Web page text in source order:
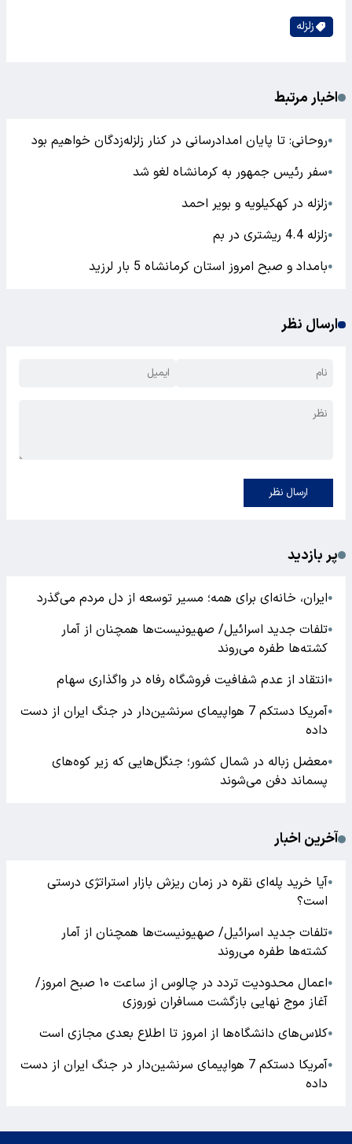
زلزله
اخبار مرتبط
●روحانی: تا پایان امدادرسانی‌ در کنار زلزله‌زدگان خواهیم بود
●سفر رئیس جمهور به کرمانشاه لغو شد
●زلزله در کهکیلویه و بویر احمد
●زلزله 4.4 ریشتری در بم
●بامداد و صبح امروز استان کرمانشاه 5 بار لرزید
ارسال نظر
ارسال نظر
پر بازدید
●ایران، خانه‌ای برای همه؛ مسیر توسعه از دل مردم می‌گذرد
●تلفات جدید اسرائیل/ صهیونیست‌ها همچنان از آمار
کشته‌ها طفره می‌روند
●انتقاد از عدم شفافیت فروشگاه رفاه در واگذاری سهام
●
آمریکا دستکم 7 هواپیمای سرنشین‌دار در جنگ ایران از دست
داده
●معضل زباله در شمال کشور؛ جنگل‌هایی که زیر کوه‌های
پسماند دفن می‌شوند
آخرین اخبار
●آیا خرید پله‌ای نقره در زمان ریزش بازار استراتژی درستی
است؟
●تلفات جدید اسرائیل/ صهیونیست‌ها همچنان از آمار
کشته‌ها طفره می‌روند
●
اعمال محدودیت تردد در چالوس از ساعت ۱۰ صبح امروز/
آغاز موج نهایی بازگشت مسافران نوروزی
●کلاس‌های دانشگاه‌ها از امروز تا اطلاع بعدی مجازی است
●
آمریکا دستکم 7 هواپیمای سرنشین‌دار در جنگ ایران از دست
داده